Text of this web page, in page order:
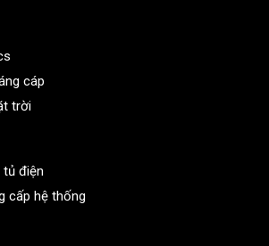
cáp
trời
tủ điện
cấp hệ thống